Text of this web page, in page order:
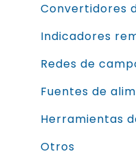
Convertidores
Indicadores
Redes de
Fuentes de
Herramientas
Otros